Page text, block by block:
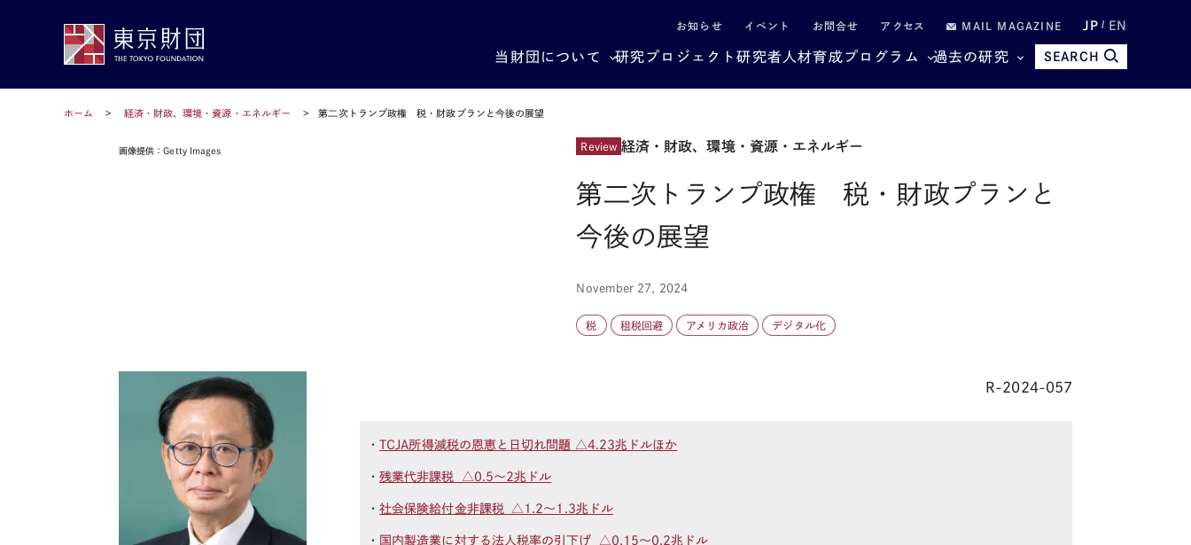
お知らせ イベント お問合せ アクセス MAIL MAGAZINE JP EN
当財団について 研究プロジェクト研究者 人材育成プログラム 過去の研究 SEARCH
ホーム 経済・財政、環境・資源・エネルギー 第二次トランプ政権 税・財政プランと今後の展望
画像提供：Getty Images Review 経済・財政、環境・資源・エネルギー
第二次トランプ政権 税・財政プランと
今後の展望
November 27, 2024
税 租税回避 アメリカ政治 デジタル化
R-2024-057
・TCJA所得減税の恩恵と日切れ問題 △4.23兆ドルほか
・残業代非課税 △0.5～2兆ドル
・社会保険給付金非課税 △1.2～1.3兆ドル
・ 国内製造業に対する法人税率の引下げ △0.15～0.2兆ドル